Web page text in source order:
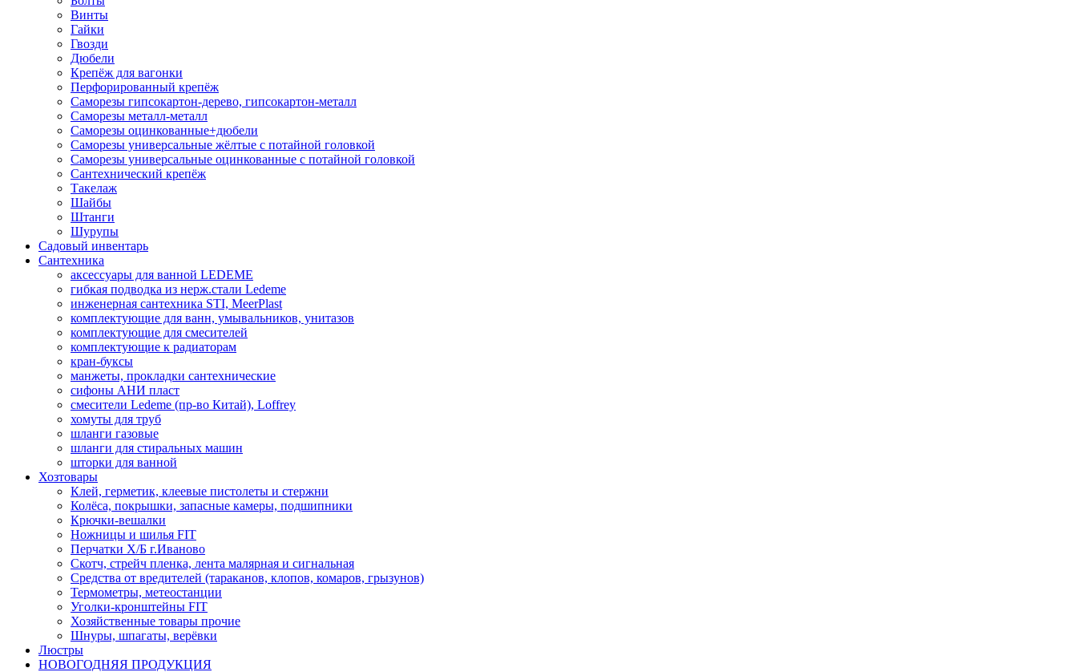
Винты
Гайки
Гвозди
Дюбели
Крепёж для вагонки
Перфорированный крепёж
Саморезы гипсокартон-дерево, гипсокартон-металл
Саморезы металл-металл
Саморезы оцинкованные+дюбели
Саморезы универсальные жёлтые с потайной головкой
Саморезы универсальные оцинкованные с потайной головкой
Сантехнический крепёж
Такелаж
Шайбы
Штанги
Шурупы
Садовый инвентарь
Сантехника
аксессуары для ванной LEDEME
гибкая подводка из нерж.стали Ledeme
инженерная сантехника STI, MeerPlast
комплектующие для ванн, умывальников, унитазов
комплектующие для смесителей
комплектующие к радиаторам
кран-буксы
манжеты, прокладки сантехнические
сифоны АНИ пласт
смесители Ledeme (пр-во Китай), Loffrey
хомуты для труб
шланги газовые
шланги для стиральных машин
шторки для ванной
Хозтовары
Клей, герметик, клеевые пистолеты и стержни
Колёса, покрышки, запасные камеры, подшипники
Крючки-вешалки
Ножницы и шилья FIT
Перчатки Х/Б г.Иваново
Скотч, стрейч пленка, лента малярная и сигнальная
Средства от вредителей (тараканов, клопов, комаров, грызунов)
Термометры, метеостанции
Уголки-кронштейны FIT
Хозяйственные товары прочие
Шнуры, шпагаты, верёвки
Люстры
НОВОГОДНЯЯ ПРОДУКЦИЯ